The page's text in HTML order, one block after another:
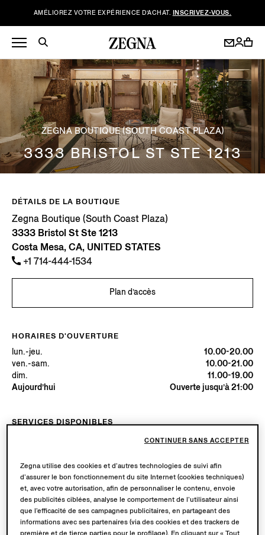
AMÉLIOREZ VOTRE EXPÉRIENCE D’ACHAT. INSCRIVEZ-VOUS.
ZEGNA BOUTIQUE (SOUTH COAST PLAZA)
3333 BRISTOL ST STE 1213
DÉTAILS DE LA BOUTIQUE
Zegna Boutique (South Coast Plaza)
3333 Bristol St Ste 1213
Costa Mesa, CA, UNITED STATES
+1 714-444-1534
Plan d’accès
HORAIRES D'OUVERTURE
lun.-jeu.
10.00-20.00
ven.-sam.
10.00-21.00
dim.
11.00-19.00
Aujourd’hui
Ouverte jusqu’à 21:00
SERVICES DISPONIBLES
Livraison en boutique disponible. En savoir plus ici.
Essayez en Boutique
Prendre Rendez-Vous
Zegna utilise des cookies et d’autres technologies de suivi afin
d’assurer le bon fonctionnement du site Internet (cookies techniques)
et, avec votre autorisation, afin de personnaliser le contenu, envoie
des publicités ciblées, analyse le comportement de l’utilisateur ainsi
que l’efficacité de ses campagnes publicitaires, en partageant des
informations avec ses partenaires (via des cookies et des trackers de
CONTINUER SANS ACCEPTER